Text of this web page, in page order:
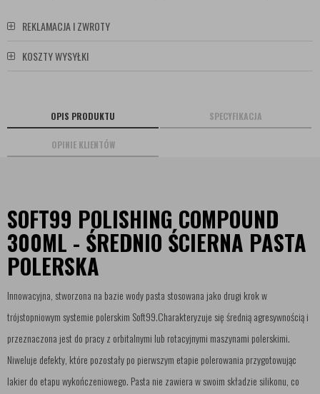
REKLAMACJA I ZWROTY
KOSZTY WYSYŁKI
OPIS PRODUKTU SPECYFIKACJA
OPINIE KLIENTÓW
SOFT99 POLISHING COMPOUND
300ML - ŚREDNIO ŚCIERNA PASTA
POLERSKA
Innowacyjna, stworzona na bazie wody pasta stosowana jako drugi krok w
trójstopniowym systemie polerskim Soft99.Charakteryzuje się średnią agresywnością i
przeznaczona jest do pracy z orbitalnymi lub rotacyjnymi maszynami polerskimi.
Niweluje defekty, które pozostały po pierwszym etapie polerowania przygotowując
lakier do etapu wykończeniowego. Pasta nie zawiera w swoim składzie silikonu, co